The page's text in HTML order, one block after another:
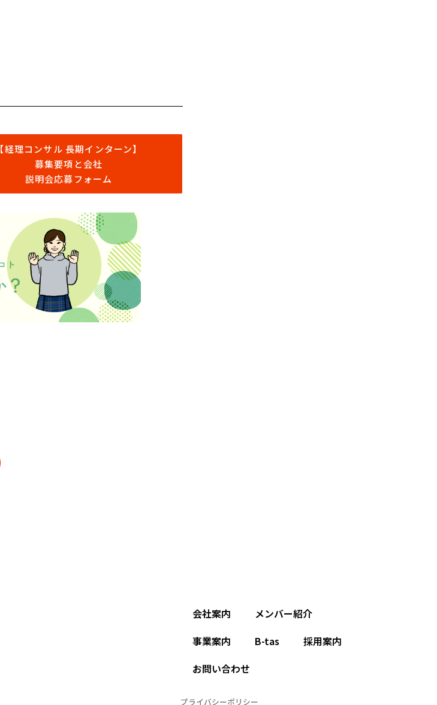
【経理コンサル 長期インターン】
募集要項と会社
説明会応募フォーム
会社案内
メンバー紹介
事業案内
B-tas
採用案内
お問い合わせ
プライバシーポリシー